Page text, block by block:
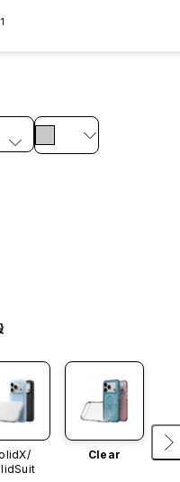
Clear